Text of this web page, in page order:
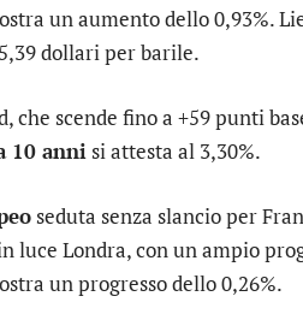
un aumento dello 0,93%.
dollari per barile.
, che scende fino a +59 punti
10 annisi attesta al 3,30%.
seduta senza slancio per
luce Londra, con un ampio
un progresso dello 0,26%.